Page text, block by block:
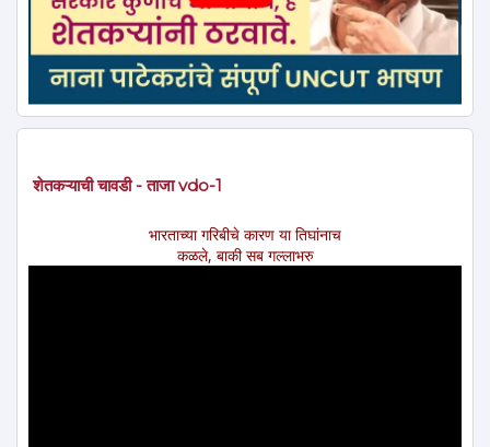
शेतकऱ्याची चावडी - ताजा vdo-1
भारताच्या गरिबीचे कारण या तिघांनाच
कळले, बाकी सब गल्लाभरु